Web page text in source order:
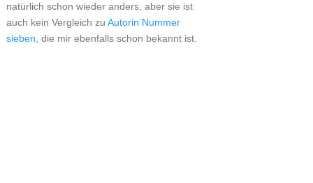
natürlich schon wieder anders, aber sie ist
auch kein Vergleich zu Autorin Nummer
sieben , die mir ebenfalls schon bekannt ist.